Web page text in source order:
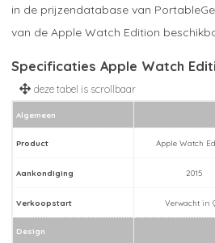
in de prijzendatabase van
van de Apple Watch Edition
Specificaties Apple Watch
Algemeen
Product Apple Watch
Aankondiging 2015
Verkoopstart Verwacht in
Design